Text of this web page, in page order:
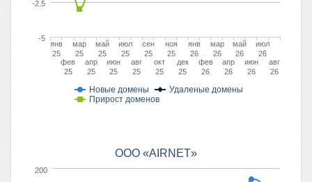
Новые домены
Удаленые домены
Прирост доменов
янв
25
фев
25
мар
25
апр
25
май
25
июн
25
июл
25
авг
25
сен
25
окт
25
ноя
25
дек
25
янв
26
фев
26
мар
26
апр
26
май
26
июн
26
июл
26
авг
26
-5
-2.5
ООО «AIRNET»
200